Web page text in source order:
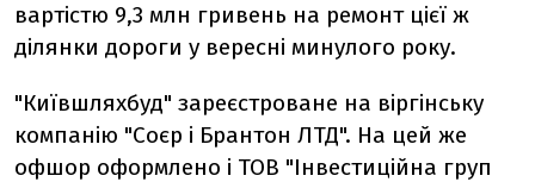
вартістю 9,3 млн гривень на ремонт цієї ж
ділянки дороги у вересні минулого року.
"Київшляхбуд" зареєстроване на віргінську
компанію "Соєр і Брантон ЛТД". На цей же
офшор оформлено і ТОВ "Інвестиційна груп